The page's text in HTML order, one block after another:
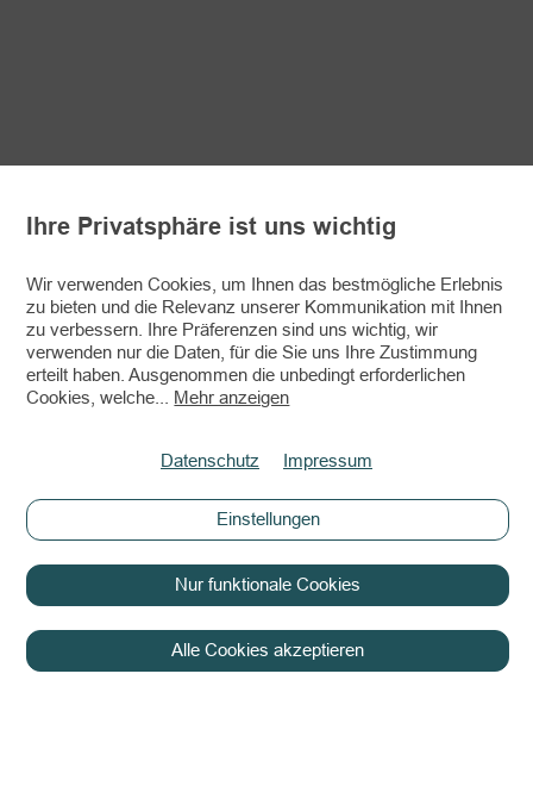
Ihre Privatsphäre ist uns wichtig
Wir verwenden Cookies, um Ihnen das bestmögliche Erlebnis
zu bieten und die Relevanz unserer Kommunikation mit Ihnen
zu verbessern. Ihre Präferenzen sind uns wichtig, wir
verwenden nur die Daten, für die Sie uns Ihre Zustimmung
erteilt haben. Ausgenommen die unbedingt erforderlichen
Cookies, welche... Mehr anzeigen
Datenschutz Impressum
Einstellungen
Nur funktionale Cookies
Alle Cookies akzeptieren